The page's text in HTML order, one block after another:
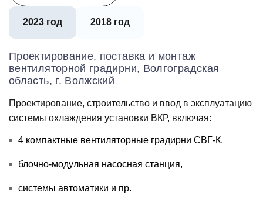
2023 год 2018 год
Проектирование, поставка и монтаж
вентиляторной градирни, Волгоградская
область, г. Волжский
Проектирование, строительство и ввод в эксплуатацию
системы охлаждения установки ВКР, включая:
4 компактные вентиляторные градирни СВГ-К,
блочно-модульная насосная станция,
системы автоматики и пр.